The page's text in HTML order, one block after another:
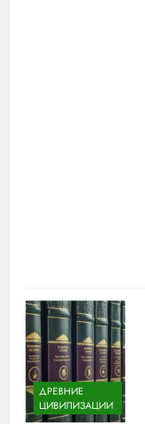
ДРЕВНИЕ
ЦИВИЛИЗАЦИИ